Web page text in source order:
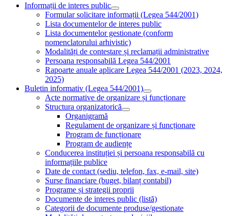
Informații de interes public
Formular solicitare informații (Legea 544/2001)
Lista documentelor de interes public
Lista documentelor gestionate (conform
nomenclatorului arhivistic)
Modalități de contestare și reclamații administrative
Persoana responsabilă Legea 544/2001
Rapoarte anuale aplicare Legea 544/2001 (2023, 2024,
2025)
Buletin informativ (Legea 544/2001)
Acte normative de organizare și funcționare
Structura organizatorică
Organigramă
Regulament de organizare și funcționare
Program de funcționare
Program de audiențe
Conducerea instituției și persoana responsabilă cu
informațiile publice
Date de contact (sediu, telefon, fax, e-mail, site)
Surse financiare (buget, bilanț contabil)
Programe și strategii proprii
Documente de interes public (listă)
Categorii de documente produse/gestionate